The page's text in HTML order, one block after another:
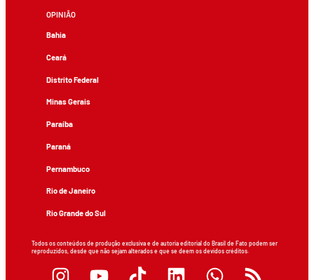
OPINIÃO
Bahia
Ceará
Distrito Federal
Minas Gerais
Paraíba
Paraná
Pernambuco
Rio de Janeiro
Rio Grande do Sul
Todos os conteúdos de produção exclusiva e de autoria editorial do Brasil de Fato podem ser
reproduzidos, desde que não sejam alterados e que se deem os devidos créditos.